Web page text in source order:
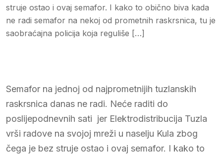
struje ostao i ovaj semafor. I kako to obično biva kada
ne radi semafor na nekoj od prometnih raskrsnica, tu je
saobraćajna policija koja reguliše […]
Semafor na jednoj od najprometnijih tuzlanskih
raskrsnica danas ne radi. Neće raditi do
poslijepodnevnih sati jer Elektrodistribucija Tuzla
vrši radove na svojoj mreži u naselju Kula zbog
čega je bez struje ostao i ovaj semafor. I kako to